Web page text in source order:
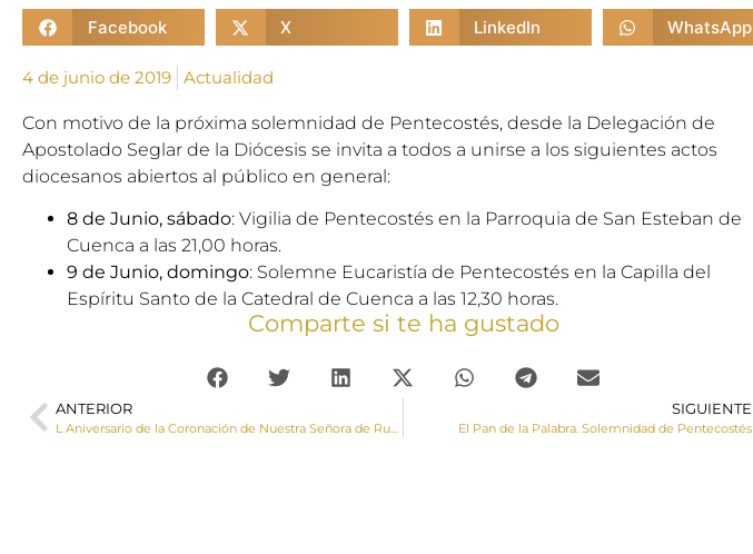
Facebook X LinkedIn WhatsApp
4 de junio de 2019 Actualidad
Con motivo de la próxima solemnidad de Pentecostés, desde la Delegación de
Apostolado Seglar de la Diócesis se invita a todos a unirse a los siguientes actos
diocesanos abiertos al público en general:
8 de Junio, sábado: Vigilia de Pentecostés en la Parroquia de San Esteban de
Cuenca a las 21,00 horas.
9 de Junio, domingo: Solemne Eucaristía de Pentecostés en la Capilla del
Espíritu Santo de la Catedral de Cuenca a las 12,30 horas.
Comparte si te ha gustado
ANTERIOR SIGUIENTE
El Pan de la Palabra. Solemnidad de Pentecostés